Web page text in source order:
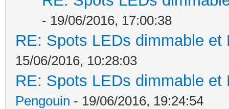
- 19/06/2016, 17:00:38
RE: Spots LEDs dimmable
15/06/2016, 10:28:03
RE: Spots LEDs dimmable
Pengouin - 19/06/2016, 19:24:54